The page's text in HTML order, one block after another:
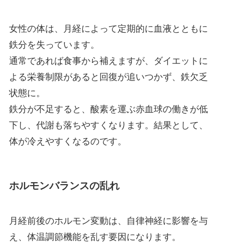
女性の体は、月経によって定期的に血液とともに
鉄分を失っています。
通常であれば食事から補えますが、ダイエットに
よる栄養制限があると回復が追いつかず、鉄欠乏
状態に。
鉄分が不足すると、酸素を運ぶ赤血球の働きが低
下し、代謝も落ちやすくなります。結果として、
体が冷えやすくなるのです。
ホルモンバランスの乱れ
月経前後のホルモン変動は、自律神経に影響を与
え、体温調節機能を乱す要因になります。